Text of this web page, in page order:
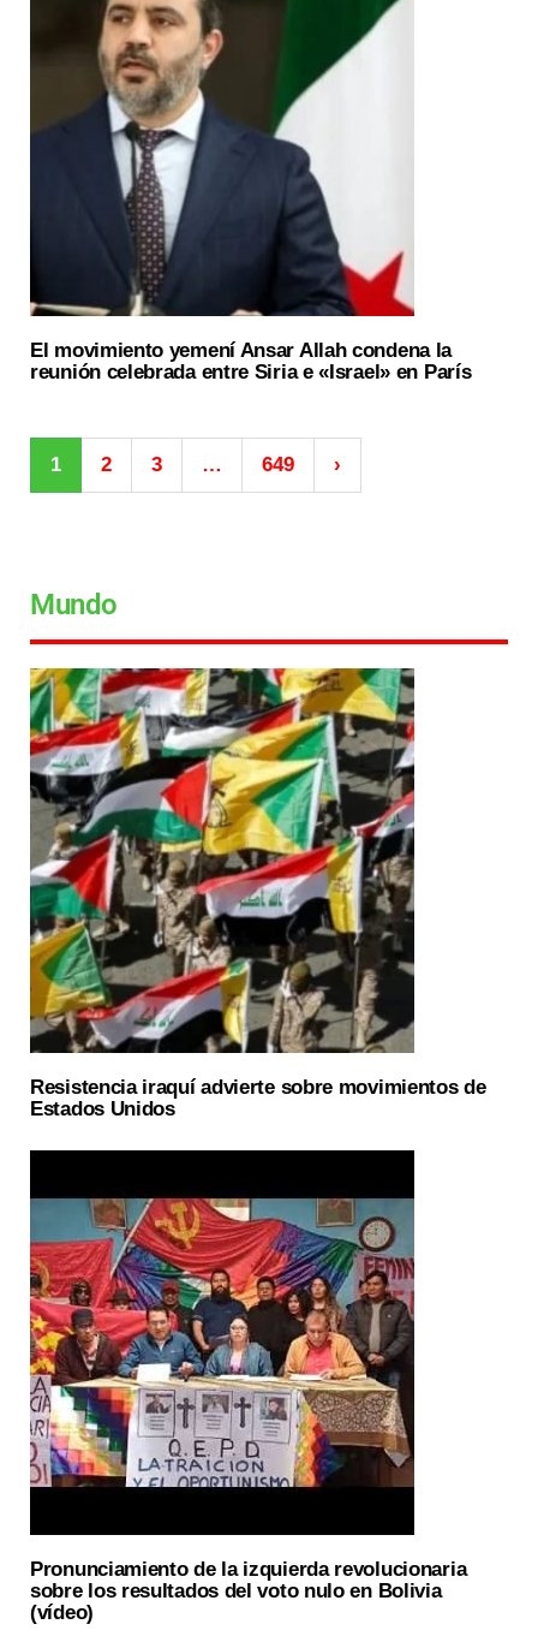
El movimiento yemení Ansar Allah condena la
reunión celebrada entre Siria e «Israel» en París
1 2 3 … 649 ›
Mundo
Resistencia iraquí advierte sobre movimientos de
Estados Unidos
Pronunciamiento de la izquierda revolucionaria
sobre los resultados del voto nulo en Bolivia
(vídeo)